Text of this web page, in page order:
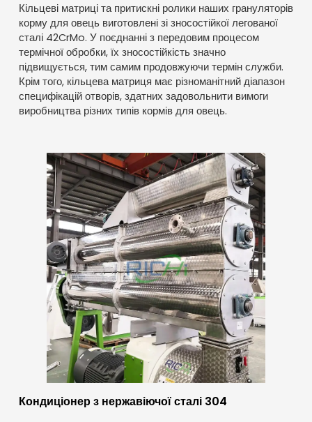
Кільцеві матриці та притискні ролики наших грануляторів
корму для овець виготовлені зі зносостійкої легованої
сталі 42CrMo. У поєднанні з передовим процесом
термічної обробки, їх зносостійкість значно
підвищується, тим самим продовжуючи термін служби.
Крім того, кільцева матриця має різноманітний діапазон
специфікацій отворів, здатних задовольнити вимоги
виробництва різних типів кормів для овець.
Кондиціонер з нержавіючої сталі 304